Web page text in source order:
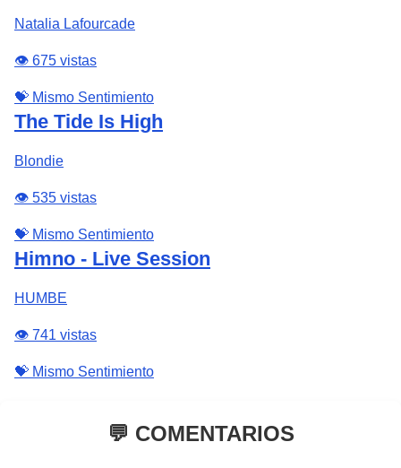
Natalia Lafourcade
👁️ 675 vistas
💝 Mismo Sentimiento
The Tide Is High
Blondie
👁️ 535 vistas
💝 Mismo Sentimiento
Himno - Live Session
HUMBE
👁️ 741 vistas
💝 Mismo Sentimiento
💬 COMENTARIOS